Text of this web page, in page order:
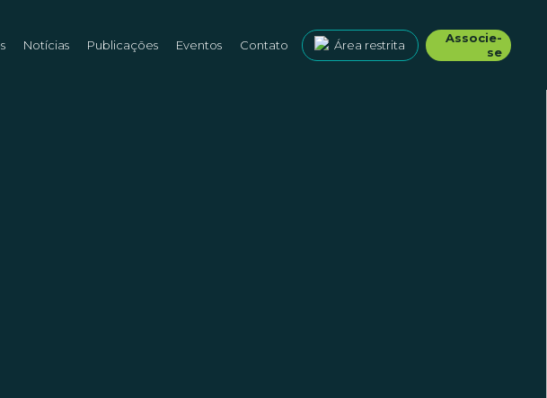
Notícias Publicações Eventos Contato Área restrita
Associe-
se